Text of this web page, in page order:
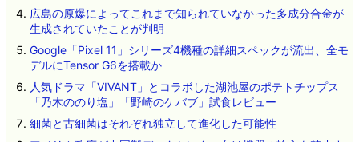
広島の原爆によってこれまで知られていなかった多成分合金が
生成されていたことが判明
Google「Pixel 11」シリーズ4機種の詳細スペックが流出、全モ
デルにTensor G6を搭載か
人気ドラマ「VIVANT」とコラボした湖池屋のポテトチップス
「乃木ののり塩」「野崎のケバブ」試食レビュー
細菌と古細菌はそれぞれ独立して進化した可能性